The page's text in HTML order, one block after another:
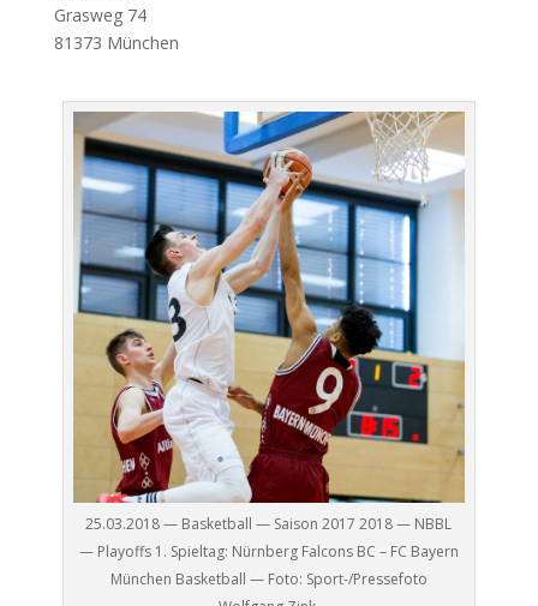
Grasweg 74
81373 München
25.03.2018 — Basketball — Saison 2017 2018 — NBBL
— Playoffs 1. Spieltag: Nürnberg Falcons BC – FC Bayern
München Basketball — Foto: Sport-/Pressefoto